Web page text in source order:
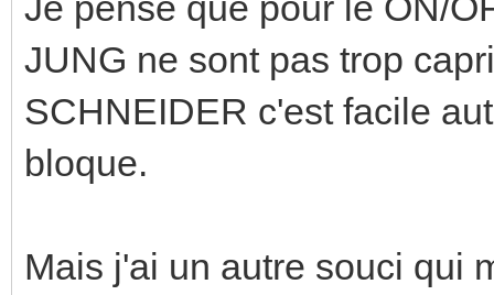
JUNG ne sont pas trop
SCHNEIDER c'est facile
bloque.
Mais j'ai un autre souci qui